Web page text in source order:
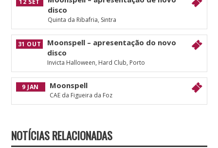
disco
Quinta da Ribafria, Sintra
31 OUT
Moonspell – apresentação do novo
disco
Invicta Halloween, Hard Club, Porto
9 JAN Moonspell
CAE da Figueira da Foz
NOTÍCIAS RELACIONADAS